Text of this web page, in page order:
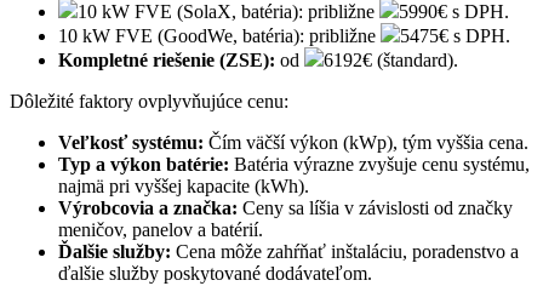
10 kW FVE (SolaX, batéria): približne
5990€ s DPH.
10 kW FVE (GoodWe, batéria): približne
5475€ s DPH.
Kompletné riešenie (ZSE): od
6192€ (štandard).
Dôležité faktory ovplyvňujúce cenu:
Veľkosť systému: Čím väčší výkon (kWp), tým vyššia cena.
Typ a výkon batérie: Batéria výrazne zvyšuje cenu systému,
najmä pri vyššej kapacite (kWh).
Výrobcovia a značka: Ceny sa líšia v závislosti od značky
meničov, panelov a batérií.
Ďalšie služby: Cena môže zahŕňať inštaláciu, poradenstvo a
ďalšie služby poskytované dodávateľom.